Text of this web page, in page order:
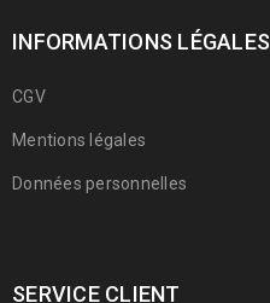
INFORMATIONS LÉGALES
CGV
Mentions légales
Données personnelles
SERVICE CLIENT